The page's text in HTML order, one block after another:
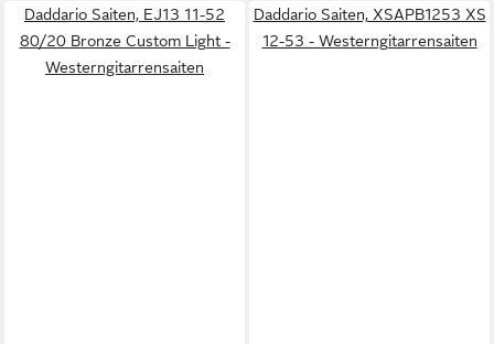
Daddario Saiten, EJ13 11-52
80/20 Bronze Custom Light -
Westerngitarrensaiten
Daddario Saiten, XSAPB1253 XS
12-53 - Westerngitarrensaiten